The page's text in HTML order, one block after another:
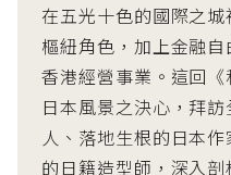
在五光十色的國際之
樞紐角色，加上金融
香港經營事業。這回
日本風景之決心，拜
人、落地生根的日本
的日籍造型師，深入